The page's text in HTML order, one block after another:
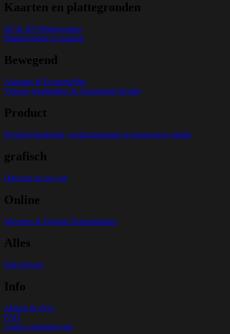
Kaarten en plattegronden
2D & 3D Plattegronden
Plattegronden en kaarten
Bewegend
Animatie & Promotiefilm
Virtuele rondleiding & Augmented Reality
Product
Productvisualisatie, productanimatie en interactieve media
grafisch
Ontwerp en lay-out
Online
Websites & Digitale Hulpmiddelen
Alles
Full-Service
Info
Afdruk & AVG
FAQ
contact opnemen met